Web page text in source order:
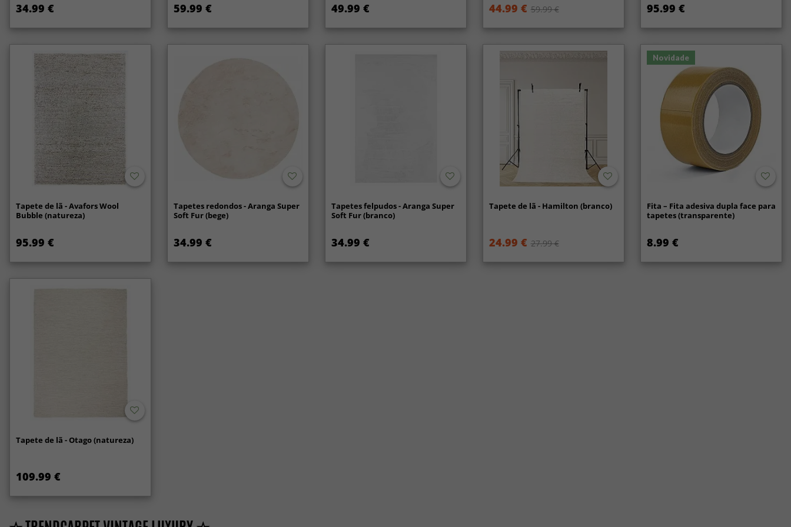
34.99 € 59.99 € 49.99 € 44.99 € 59.99 € 95.99 €
Tapete de lã - Avafors Wool
Bubble (natureza)
95.99 €
Tapetes redondos - Aranga Super
Soft Fur (bege)
34.99 €
Tapetes felpudos - Aranga Super
Soft Fur (branco)
34.99 €
Tapete de lã - Hamilton (branco)
24.99 € 27.99 €
Novidade
Fita – Fita adesiva dupla face para
tapetes (transparente)
8.99 €
Tapete de lã - Otago (natureza)
109.99 €